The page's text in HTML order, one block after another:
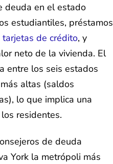
deuda en el estado
estudiantiles, préstamos
de crédito, y
neto de la vivienda. El
entre los seis estados
altas (saldos
lo que implica una
residentes.
de deuda
York la metrópoli más